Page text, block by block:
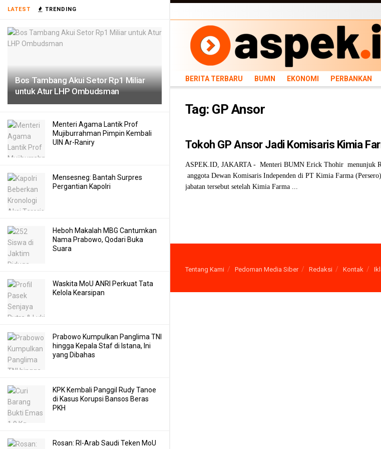
LATEST TRENDING
Bos Tambang Akui Setor Rp1 Miliar
untuk Atur LHP Ombudsman
Menteri Agama Lantik Prof
Mujiburrahman Pimpin Kembali
UIN Ar-Raniry
Mensesneg: Bantah Surpres
Pergantian Kapolri
Heboh Makalah MBG Cantumkan
Nama Prabowo, Qodari Buka
Suara
Waskita MoU ANRI Perkuat Tata
Kelola Kearsipan
Prabowo Kumpulkan Panglima TNI
hingga Kepala Staf di Istana, Ini
yang Dibahas
KPK Kembali Panggil Rudy Tanoe
di Kasus Korupsi Bansos Beras
PKH
Rosan: RI-Arab Saudi Teken MoU
BERITA TERBARU BUMN EKONOMI PERBANKAN MARKET
TEKNOLOGI
BERITA TERBARU BUMN EKONOMI PERBANKAN
Tag: GP Ansor
Tokoh GP Ansor Jadi Komisaris Kimia
ASPEK.ID, JAKARTA - Menteri BUMN Erick Thohir menunjuk
anggota Dewan Komisaris Independen di PT Kimia Farma
jabatan tersebut setelah Kimia Farma ...
Tentang Kami Pedoman Media Siber Redaksi Kontak